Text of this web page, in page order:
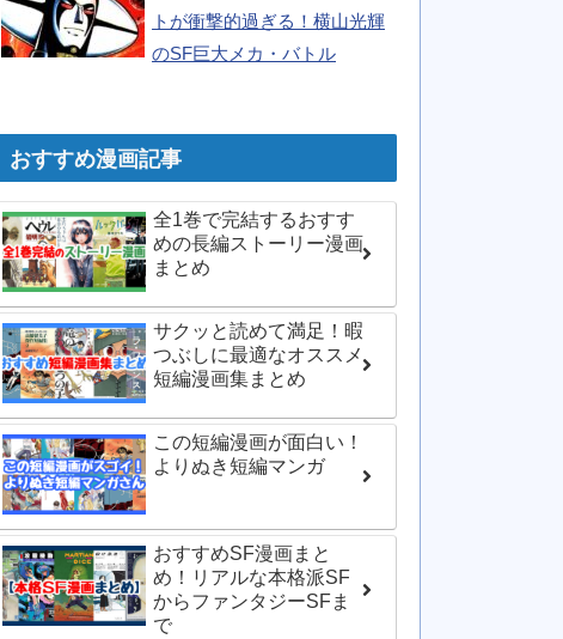
トが衝撃的過ぎる！横山光輝
のSF巨大メカ・バトル
おすすめ漫画記事
全1巻で完結するおすす
めの長編ストーリー漫画
まとめ
サクッと読めて満足！暇
つぶしに最適なオススメ
短編漫画集まとめ
この短編漫画が面白い！
よりぬき短編マンガ
おすすめSF漫画まと
め！リアルな本格派SF
からファンタジーSFま
で